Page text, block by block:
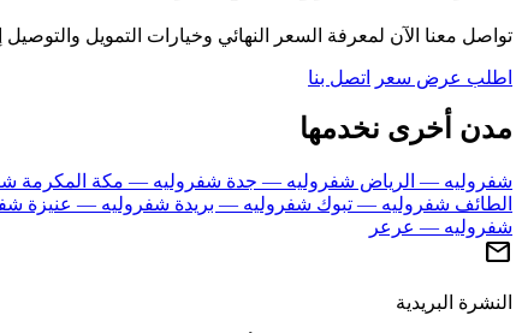
تواصل معنا الآن لمعرفة السعر النهائي وخيارات التمويل والتوصيل
اطلب عرض سعر اتصل بنا
مدن أخرى نخدمها
شفروليه — الرياض شفروليه — جدة شفروليه — مكة المكرمة
الطائف شفروليه — تبوك شفروليه — بريدة شفروليه — عنيزة
شفروليه — عرعر
mail
النشرة البريدية